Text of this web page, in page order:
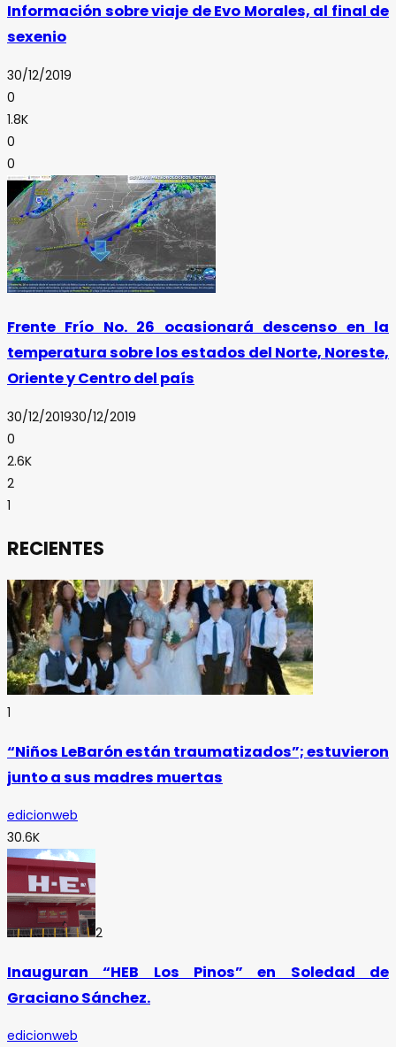
Información sobre viaje de Evo Morales, al final de
sexenio
30/12/2019
0
1.8K
0
0
Frente Frío No. 26 ocasionará descenso en la
temperatura sobre los estados del Norte, Noreste,
Oriente y Centro del país
30/12/201930/12/2019
0
2.6K
2
1
RECIENTES
1
“Niños LeBarón están traumatizados”; estuvieron
junto a sus madres muertas
edicionweb
30.6K
2
Inauguran “HEB Los Pinos” en Soledad de
Graciano Sánchez.
edicionweb